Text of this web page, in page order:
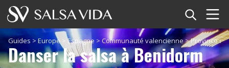
Accueil
Événements
Guides > Europe >Espagne > Communauté valencienne>Province
Danser la salsa à Benidorm